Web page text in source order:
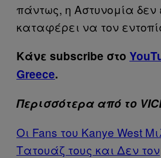
πάντως, η Αστυνομία δεν
καταφέρει να τον
Κάνε subscribe στο
Greece.
Περισσότερα από το
Οι Fans του Kanye West
Tατουάζ τους και Δεν τον